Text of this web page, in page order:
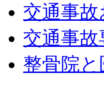
交通事
交通事故
整骨院